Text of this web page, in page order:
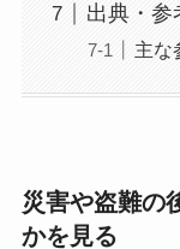
出典・参
主な
災害や盗難の
かを見る